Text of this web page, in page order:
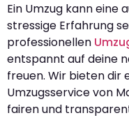
Ein Umzug kann eine
stressige Erfahrung
professionellen
entspannt auf deine
freuen. Wir bieten dir
Umzugsservice von
fairen und